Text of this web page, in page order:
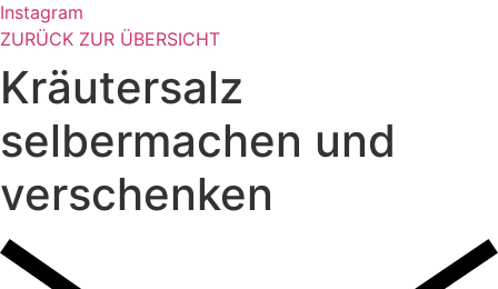
Instagram
ZURÜCK ZUR ÜBERSICHT
Kräutersalz
selbermachen und
verschenken